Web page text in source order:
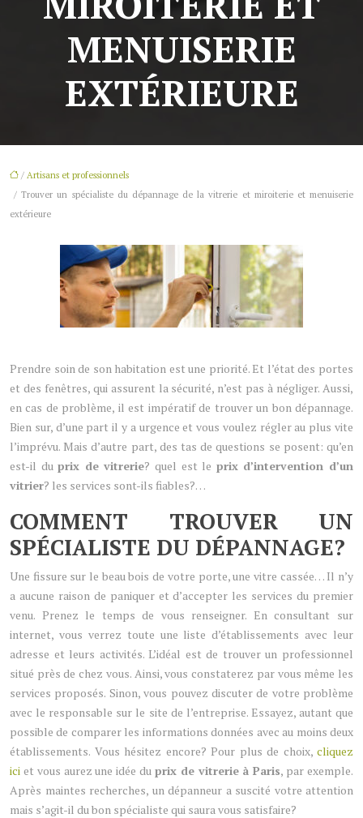
MENUISERIE
EXTÉRIEURE
/ Artisans et professionnels
/ Trouver un spécialiste du dépannage de la vitrerie et miroiterie et menuiserie
extérieure
Prendre soin de son habitation est une priorité. Et l’état des portes
et des fenêtres, qui assurent la sécurité, n’est pas à négliger. Aussi,
en cas de problème, il est impératif de trouver un bon dépannage.
Bien sur, d’une part il y a urgence et vous voulez régler au plus vite
l’imprévu. Mais d’autre part, des tas de questions se posent: qu’en
est-il duprix de vitrerie? quel est le prix d’intervention d’un
vitrier? les services sont-ils fiables?…
COMMENT TROUVER UN
SPÉCIALISTE DU DÉPANNAGE?
Une fissure sur le beau bois de votre porte, une vitre cassée… Il n’y
a aucune raison de paniquer et d’accepter les services du premier
venu. Prenez le temps de vous renseigner. En consultant sur
internet, vous verrez toute une liste d’établissements avec leur
adresse et leurs activités. L’idéal est de trouver un professionnel
situé près de chez vous. Ainsi, vous constaterez par vous même les
services proposés. Sinon, vous pouvez discuter de votre problème
avec le responsable sur le site de l’entreprise. Essayez, autant que
possible de comparer les informations données avec au moins deux
établissements. Vous hésitez encore? Pour plus de choix, cliquez
ici et vous aurez une idée du prix de vitrerie à Paris, par exemple.
Après maintes recherches, un dépanneur a suscité votre attention
mais s’agit-il du bon spécialiste qui saura vous satisfaire?